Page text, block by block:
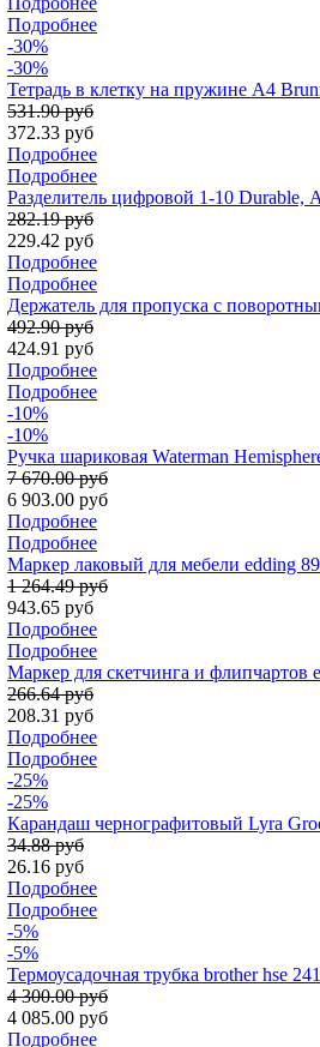
Подробнее
-30%
-30%
Тетрадь в клетку на пружине А4
531.90 руб
372.33 руб
Подробнее
Подробнее
Разделитель цифровой 1-10 Durable,
282.19 руб
229.42 руб
Подробнее
Подробнее
Держатель для пропуска с
492.90 руб
424.91 руб
Подробнее
Подробнее
-10%
-10%
Ручка шариковая Waterman
7 670.00 руб
6 903.00 руб
Подробнее
Подробнее
Маркер лаковый для мебели edding
1 264.49 руб
943.65 руб
Подробнее
Подробнее
Маркер для скетчинга и
266.64 руб
208.31 руб
Подробнее
Подробнее
-25%
-25%
Карандаш чернографитовый Lyra
34.88 руб
26.16 руб
Подробнее
Подробнее
-5%
-5%
Термоусадочная трубка brother hse
4 300.00 руб
4 085.00 руб
Подробнее